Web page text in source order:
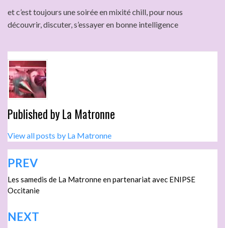
et c’est toujours une soirée en mixité chill, pour nous
découvrir, discuter, s’essayer en bonne intelligence
Published byLa Matronne
View all posts by La Matronne
PREV
Les samedis de La Matronne en partenariat avec ENIPSE
Occitanie
NEXT